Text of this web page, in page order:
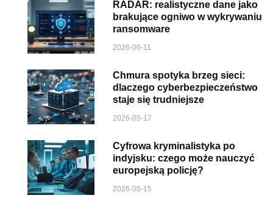
RADAR: realistyczne dane jako
brakujące ogniwo w wykrywaniu
ransomware
2026-06-11
Chmura spotyka brzeg sieci:
dlaczego cyberbezpieczeństwo
staje się trudniejsze
2026-05-17
Cyfrowa kryminalistyka po
indyjsku: czego może nauczyć
europejską policję?
2026-05-15